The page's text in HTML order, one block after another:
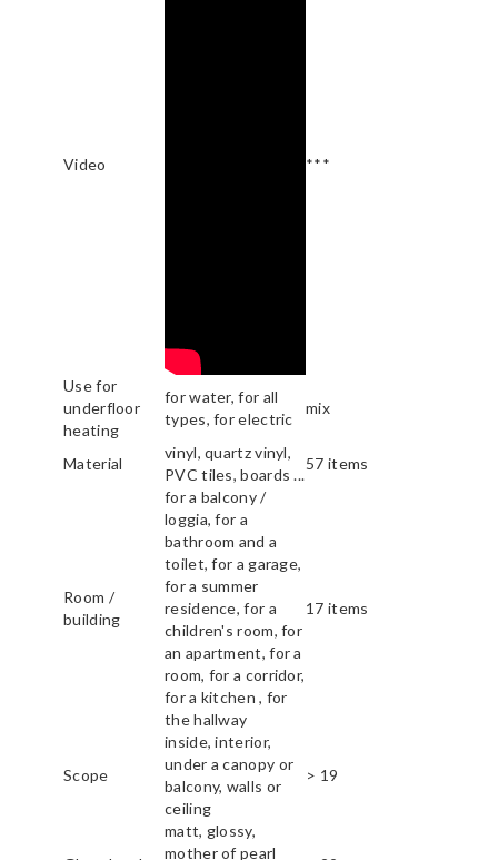
Video ***
Use for
underfloor
heating
for water, for all
types, for electric
mix
Material
vinyl, quartz vinyl,
PVC tiles, boards ...
57 items
Room /
building
for a balcony /
loggia, for a
bathroom and a
toilet, for a garage,
for a summer
residence, for a
children's room, for
an apartment, for a
room, for a corridor,
for a kitchen , for
the hallway
17 items
Scope
inside, interior,
under a canopy or
balcony, walls or
ceiling
> 19
matt, glossy,
mother of pearl